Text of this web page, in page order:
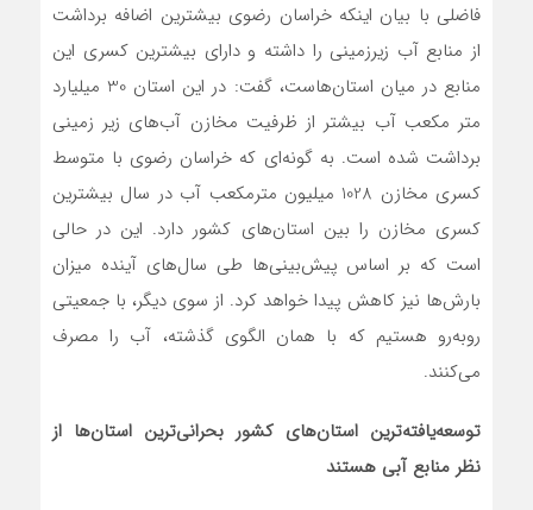
فاضلی با بیان اینکه خراسان رضوی بیشترین اضافه برداشت
از منابع آب زیرزمینی را داشته و دارای بیشترین کسری این
منابع در میان استان‌هاست، گفت: در این استان 30 میلیارد
متر مکعب آب بیشتر از ظرفیت مخازن آب‌های زیر زمینی
برداشت شده است. به گونه‌ای که خراسان رضوی با متوسط
کسری مخازن 1028 میلیون مترمکعب آب در سال بیشترین
کسری مخازن را بین استان‌های کشور دارد. این در حالی
است که بر اساس پیش‌بینی‌ها طی سال‌‌های آینده میزان
بارش‌ها نیز کاهش پیدا خواهد کرد. از سوی دیگر، با جمعیتی
روبه‌رو هستیم که با همان الگوی گذشته، آب را مصرف
می‌کنند.
توسعه‌یافته‌ترین استان‌های کشور بحرانی‌ترین استان‌ها از
نظر منابع آبی هستند